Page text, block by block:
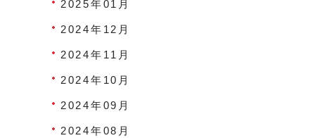
2025年01月
2024年12月
2024年11月
2024年10月
2024年09月
2024年08月